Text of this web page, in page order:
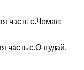
часть с.Чемал;
часть с.Онгудай.